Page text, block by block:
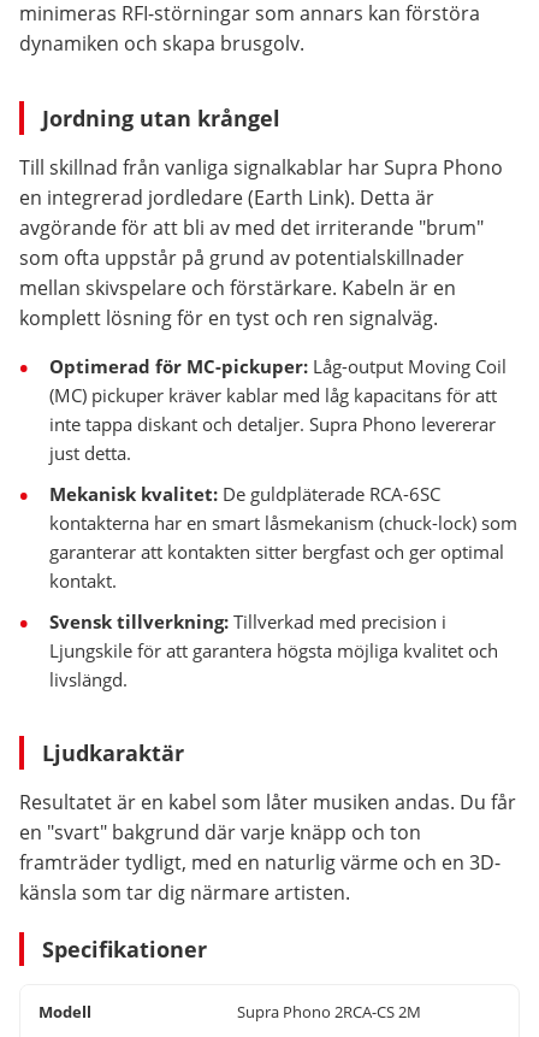
minimeras RFI-störningar som annars kan förstöra
dynamiken och skapa brusgolv.
Jordning utan krångel
Till skillnad från vanliga signalkablar har Supra Phono
en integrerad jordledare (Earth Link). Detta är
avgörande för att bli av med det irriterande "brum"
som ofta uppstår på grund av potentialskillnader
mellan skivspelare och förstärkare. Kabeln är en
komplett lösning för en tyst och ren signalväg.
Optimerad för MC-pickuper: Låg-output Moving Coil
(MC) pickuper kräver kablar med låg kapacitans för att
inte tappa diskant och detaljer. Supra Phono levererar
just detta.
Mekanisk kvalitet: De guldpläterade RCA-6SC
kontakterna har en smart låsmekanism (chuck-lock) som
garanterar att kontakten sitter bergfast och ger optimal
kontakt.
Svensk tillverkning: Tillverkad med precision i
Ljungskile för att garantera högsta möjliga kvalitet och
livslängd.
Ljudkaraktär
Resultatet är en kabel som låter musiken andas. Du får
en "svart" bakgrund där varje knäpp och ton
framträder tydligt, med en naturlig värme och en 3D-
känsla som tar dig närmare artisten.
Specifikationer
Modell Supra Phono 2RCA-CS 2M